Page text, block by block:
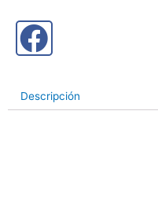
Descripción